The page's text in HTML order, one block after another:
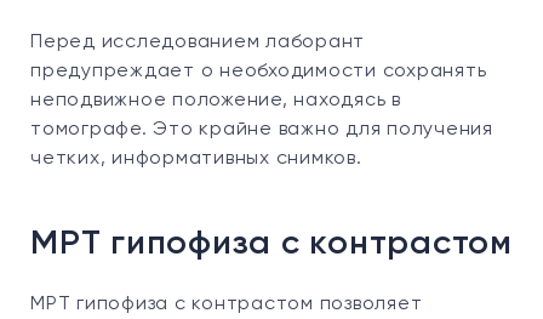
Перед исследованием лаборант
предупреждает о необходимости сохранять
неподвижное положение, находясь в
томографе. Это крайне важно для получения
четких, информативных снимков.
МРТ гипофиза с контрастом
МРТ гипофиза с контрастом позволяет